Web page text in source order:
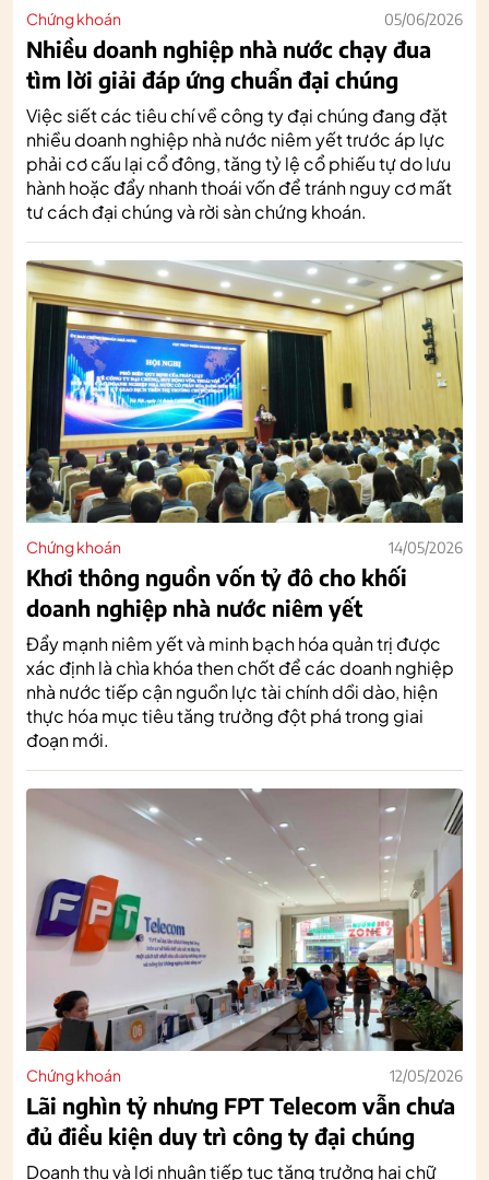
Chứng khoán 05/06/2026
Nhiều doanh nghiệp nhà nước chạy đua
tìm lời giải đáp ứng chuẩn đại chúng
Việc siết các tiêu chí về công ty đại chúng đang đặt
nhiều doanh nghiệp nhà nước niêm yết trước áp lực
phải cơ cấu lại cổ đông, tăng tỷ lệ cổ phiếu tự do lưu
hành hoặc đẩy nhanh thoái vốn để tránh nguy cơ mất
tư cách đại chúng và rời sàn chứng khoán.
Chứng khoán 14/05/2026
Khơi thông nguồn vốn tỷ đô cho khối
doanh nghiệp nhà nước niêm yết
Đẩy mạnh niêm yết và minh bạch hóa quản trị được
xác định là chìa khóa then chốt để các doanh nghiệp
nhà nước tiếp cận nguồn lực tài chính dồi dào, hiện
thực hóa mục tiêu tăng trưởng đột phá trong giai
đoạn mới.
Chứng khoán 12/05/2026
Lãi nghìn tỷ nhưng FPT Telecom vẫn chưa
đủ điều kiện duy trì công ty đại chúng
Doanh thu và lợi nhuận tiếp tục tăng trưởng hai chữ